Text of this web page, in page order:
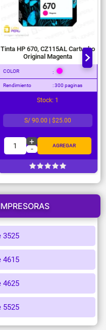
Tinta HP 670, CZ115AL Cartucho
Original Magenta
COLOR
Rendimiento : 300 paginas
Stock: 1
S/ 90.00 | $25.00
1 +
- AGREGAR
3525
4615
4625
5525